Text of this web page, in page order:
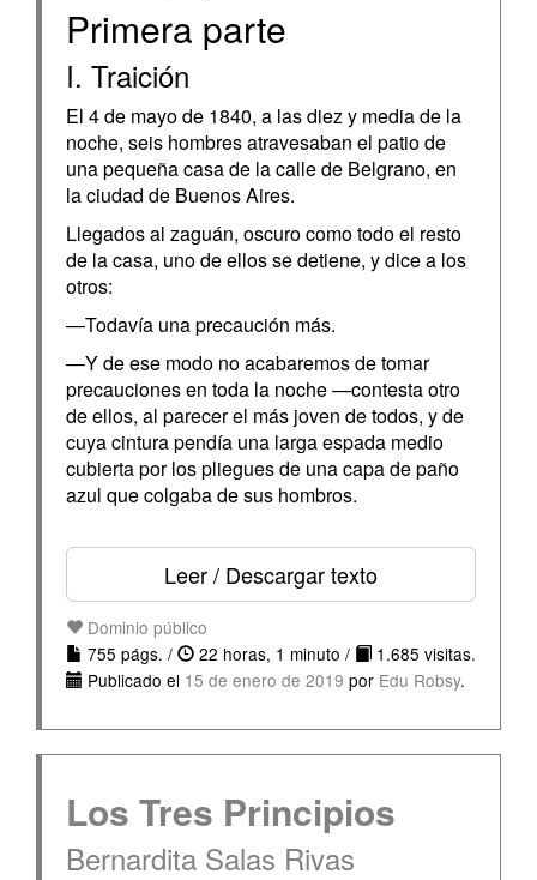
Primera parte
I. Traición
El 4 de mayo de 1840, a las diez y media de la
noche, seis hombres atravesaban el patio de
una pequeña casa de la calle de Belgrano, en
la ciudad de Buenos Aires.
Llegados al zaguán, oscuro como todo el resto
de la casa, uno de ellos se detiene, y dice a los
otros:
—Todavía una precaución más.
—Y de ese modo no acabaremos de tomar
precauciones en toda la noche —contesta otro
de ellos, al parecer el más joven de todos, y de
cuya cintura pendía una larga espada medio
cubierta por los pliegues de una capa de paño
azul que colgaba de sus hombros.
Leer / Descargar texto
Dominio público
755 págs. /
22 horas, 1 minuto /
1.685 visitas.
Publicado el 15 de enero de 2019 por Edu Robsy.
Los Tres Principios
Bernardita Salas Rivas